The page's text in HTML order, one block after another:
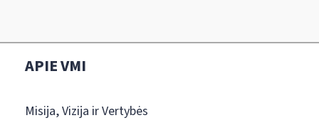
APIE VMI
Misija, Vizija ir Vertybės